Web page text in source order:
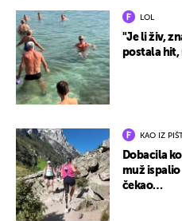
LOL
"Je li živ,
postala hit,
KAO IZ
Dobacila
muž ispalio
čekao…